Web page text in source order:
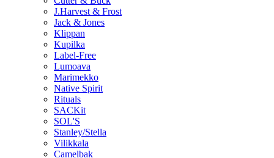
J.Harvest & Frost
Jack & Jones
Klippan
Kupilka
Label-Free
Lumoava
Marimekko
Native Spirit
Rituals
SACKit
SOL'S
Stanley/Stella
Vilikkala
Camelbak